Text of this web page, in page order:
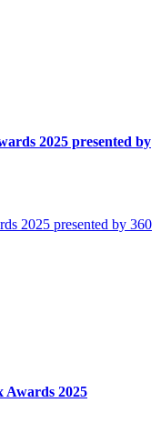
2025 presented by
2025 presented by 360
2025